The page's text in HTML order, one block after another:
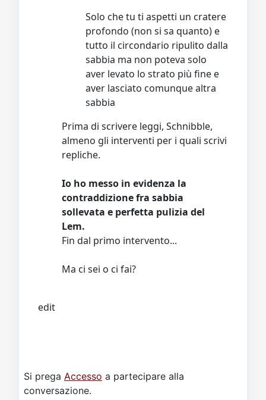
Solo che tu ti aspetti un cratere
profondo (non si sa quanto) e
tutto il circondario ripulito dalla
sabbia ma non poteva solo
aver levato lo strato più fine e
aver lasciato comunque altra
sabbia
Prima di scrivere leggi, Schnibble,
almeno gli interventi per i quali scrivi
repliche.
Io ho messo in evidenza la
contraddizione fra sabbia
sollevata e perfetta pulizia del
Lem.
Fin dal primo intervento...
Ma ci sei o ci fai?
edit
Si prega Accesso a partecipare alla
conversazione.